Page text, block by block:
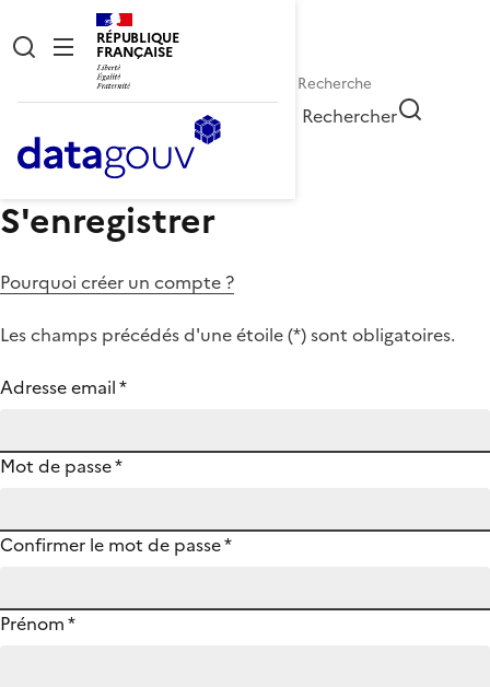
RÉPUBLIQUE
FRANÇAISE
Rechercher
S'enregistrer
Pourquoi créer un compte ?
Les champs précédés d'une étoile (*) sont obligatoires.
Adresse email*
Mot de passe*
Confirmer le mot de passe*
Prénom*